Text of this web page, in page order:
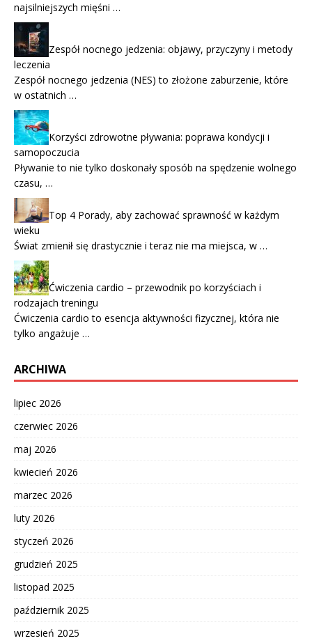
najsilniejszych mięśni …
Zespół nocnego jedzenia: objawy, przyczyny i metody
leczenia
Zespół nocnego jedzenia (NES) to złożone zaburzenie, które
w ostatnich …
Korzyści zdrowotne pływania: poprawa kondycji i
samopoczucia
Pływanie to nie tylko doskonały sposób na spędzenie wolnego
czasu, …
Top 4 Porady, aby zachować sprawność w każdym
wieku
Świat zmienił się drastycznie i teraz nie ma miejsca, w …
Ćwiczenia cardio – przewodnik po korzyściach i
rodzajach treningu
Ćwiczenia cardio to esencja aktywności fizycznej, która nie
tylko angażuje …
ARCHIWA
lipiec 2026
czerwiec 2026
maj 2026
kwiecień 2026
marzec 2026
luty 2026
styczeń 2026
grudzień 2025
listopad 2025
październik 2025
wrzesień 2025